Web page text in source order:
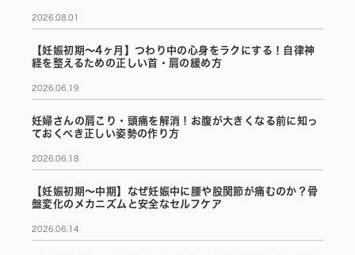
2026.08.01
【妊娠初期〜4ヶ月】つわり中の心身をラクにする！自律神
経を整えるための正しい首・肩の緩め方
2026.06.19
妊婦さんの肩こり・頭痛を解消！お腹が大きくなる前に知っ
ておくべき正しい姿勢の作り方
2026.06.18
【妊娠初期〜中期】なぜ妊娠中に腰や股関節が痛むのか？骨
盤変化のメカニズムと安全なセルフケア
2026.06.14